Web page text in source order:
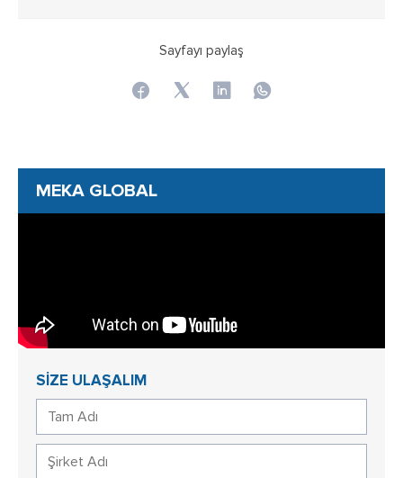
Sayfayı paylaş
MEKA GLOBAL
SİZE ULAŞALIM